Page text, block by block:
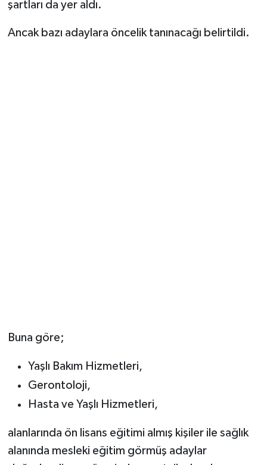
şartları da yer aldı.
Ancak bazı adaylara öncelik tanınacağı belirtildi.
Buna göre;
Yaşlı Bakım Hizmetleri,
Gerontoloji,
Hasta ve Yaşlı Hizmetleri,
alanlarında ön lisans eğitimi almış kişiler ile sağlık
alanında mesleki eğitim görmüş adaylar